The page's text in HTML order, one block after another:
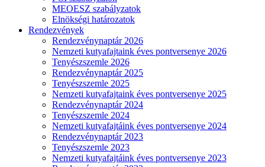
MEOESZ szabályzatok
Elnökségi határozatok
Rendezvények
Rendezvénynaptár 2026
Nemzeti kutyafajtaink éves pontversenye 2026
Tenyészszemle 2026
Rendezvénynaptár 2025
Tenyészszemle 2025
Nemzeti kutyafajtaink éves pontversenye 2025
Rendezvénynaptár 2024
Tenyészszemle 2024
Nemzeti kutyafajtáink éves pontversenye 2024
Rendezvénynaptár 2023
Tenyészszemle 2023
Nemzeti kutyafajtáink éves pontversenye 2023